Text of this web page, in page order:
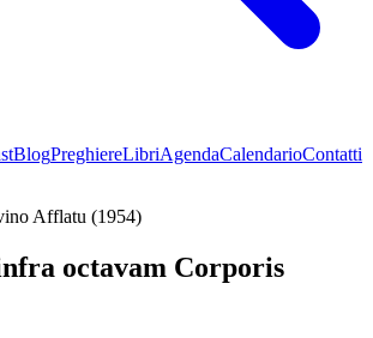
BlogPreghiereLibriAgendaCalendarioContatti
Afflatu (1954)
octavam Corporis